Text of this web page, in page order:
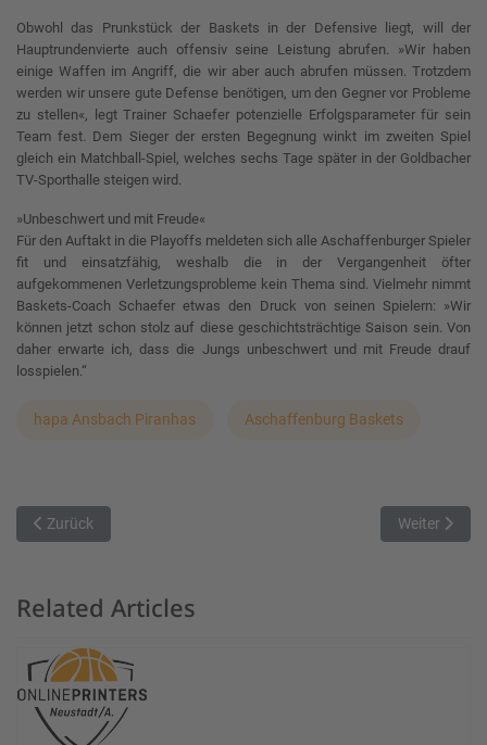
Obwohl das Prunkstück der Baskets in der Defensive liegt, will der
Hauptrundenvierte auch offensiv seine Leistung abrufen. »Wir haben
einige Waffen im Angriff, die wir aber auch abrufen müssen. Trotzdem
werden wir unsere gute Defense benötigen, um den Gegner vor Probleme
zu stellen«, legt Trainer Schaefer potenzielle Erfolgsparameter für sein
Team fest. Dem Sieger der ersten Begegnung winkt im zweiten Spiel
gleich ein Matchball-Spiel, welches sechs Tage später in der Goldbacher
TV-Sporthalle steigen wird.
»Unbeschwert und mit Freude«
Für den Auftakt in die Playoffs meldeten sich alle Aschaffenburger Spieler
fit und einsatzfähig, weshalb die in der Vergangenheit öfter
aufgekommenen Verletzungsprobleme kein Thema sind. Vielmehr nimmt
Baskets-Coach Schaefer etwas den Druck von seinen Spielern: »Wir
können jetzt schon stolz auf diese geschichtsträchtige Saison sein. Von
daher erwarte ich, dass die Jungs unbeschwert und mit Freude drauf
losspielen.“
hapa Ansbach Piranhas Aschaffenburg Baskets
Vorheriger Beitrag: TTL Bamberg in Unterhaching unter Zugzwang
Zurück Nächster
Weiter
Related Articles